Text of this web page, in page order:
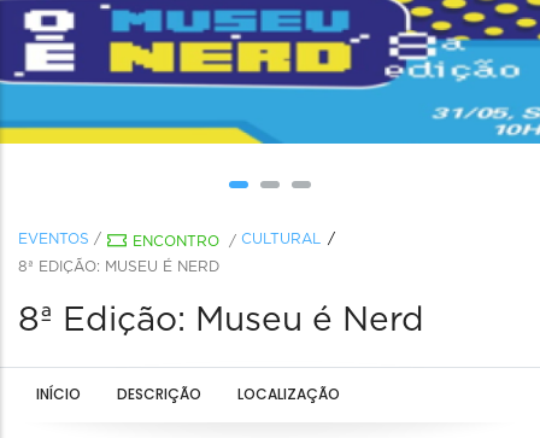
EVENTOS / ENCONTRO / CULTURAL
8ª EDIÇÃO: MUSEU É NERD
8ª Edição: Museu é Nerd
INÍCIO DESCRIÇÃO LOCALIZAÇÃO